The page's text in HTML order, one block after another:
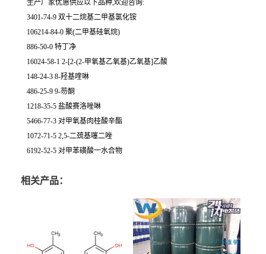
生产厂家优惠供应以下品种,欢迎咨询:
3401-74-9 双十二烷基二甲基氯化铵
106214-84-0 聚(二甲基硅氧烷)
886-50-0 特丁净
16024-58-1 2-[2-(2-甲氧基乙氧基)乙氧基]乙酸
148-24-3 8-羟基喹啉
486-25-9 9-芴酮
1218-35-5 盐酸赛洛唑啉
5466-77-3 对甲氧基肉桂酸辛酯
1072-71-5 2,5-二巯基噻二唑
6192-52-5 对甲苯磺酸一水合物
相关产品：